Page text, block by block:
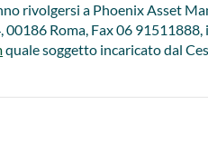
rivolgersi a Phoenix Asset
Roma, Fax 06
quale soggetto incaricato dal